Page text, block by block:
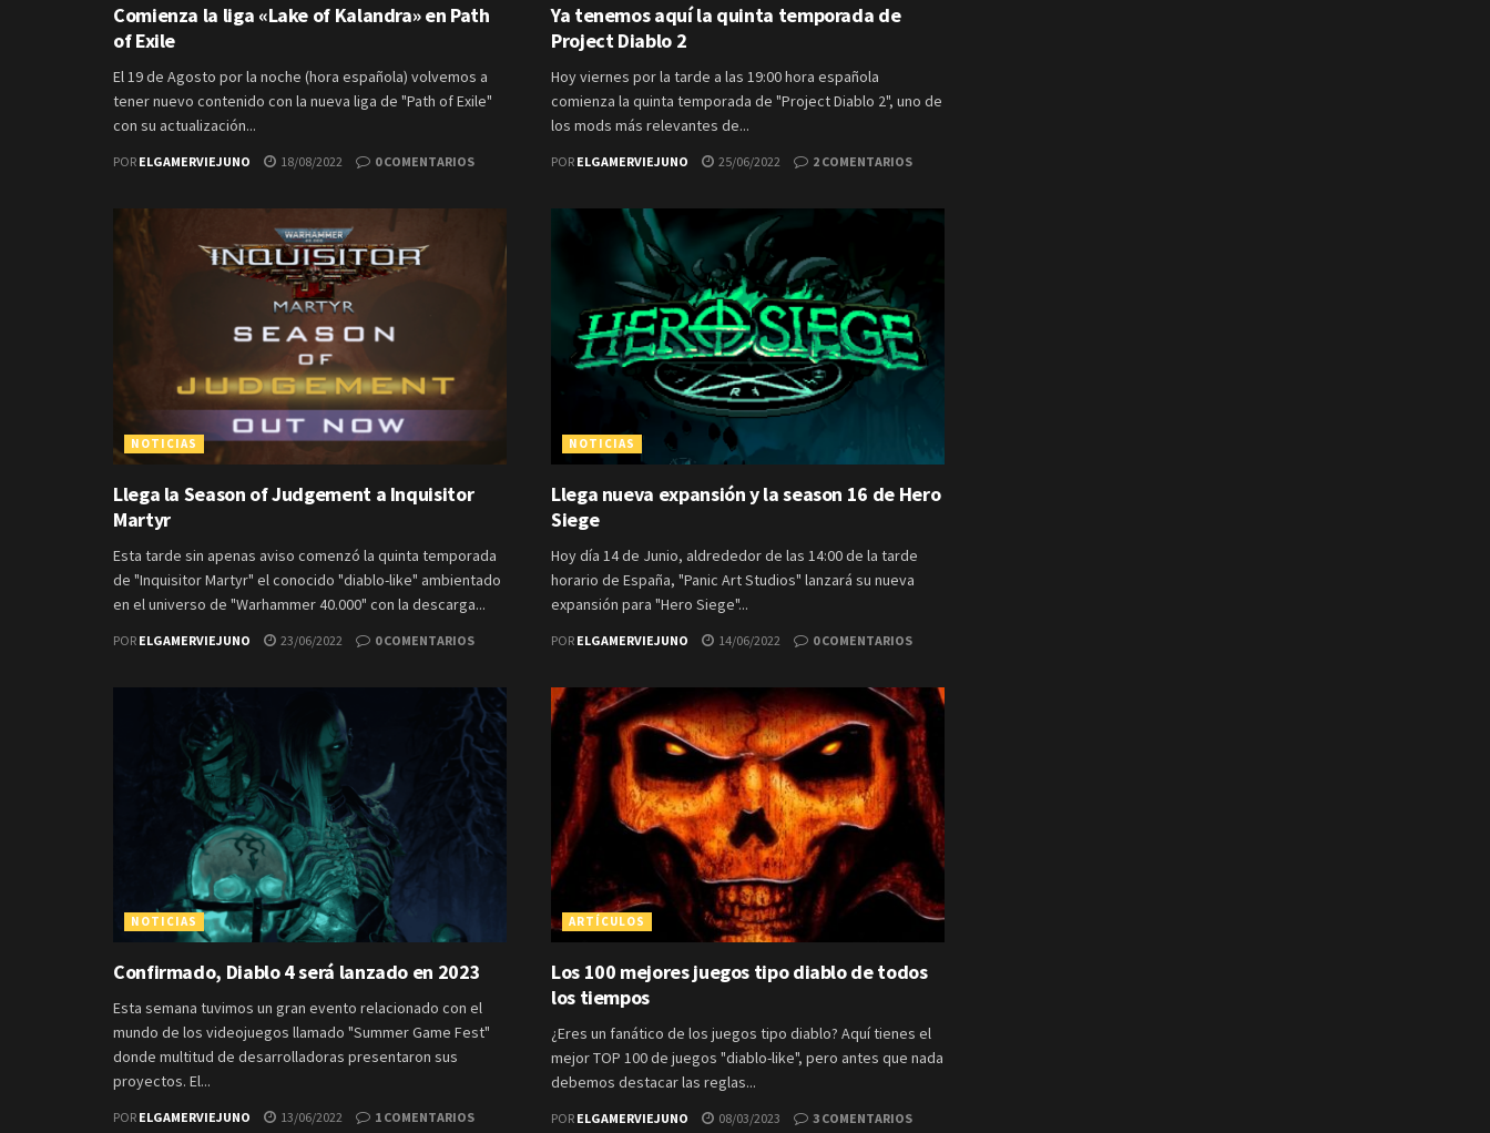
Comienza la liga «Lake of Kalandra» en Path
of Exile
El 19 de Agosto por la noche (hora española) volvemos a
tener nuevo contenido con la nueva liga de "Path of Exile"
con su actualización...
POR ELGAMERVIEJUNO 18/08/2022 0 COMENTARIOS
Ya tenemos aquí la quinta temporada de
Project Diablo 2
Hoy viernes por la tarde a las 19:00 hora española
comienza la quinta temporada de "Project Diablo 2", uno de
los mods más relevantes de...
POR ELGAMERVIEJUNO 25/06/2022 2 COMENTARIOS
NOTICIAS
Llega la Season of Judgement a Inquisitor
Martyr
Esta tarde sin apenas aviso comenzó la quinta temporada
de "Inquisitor Martyr" el conocido "diablo-like" ambientado
en el universo de "Warhammer 40.000" con la descarga...
POR ELGAMERVIEJUNO 23/06/2022 0 COMENTARIOS
NOTICIAS
Llega nueva expansión y la season 16 de Hero
Siege
Hoy día 14 de Junio, aldrededor de las 14:00 de la tarde
horario de España, "Panic Art Studios" lanzará su nueva
expansión para "Hero Siege"...
POR ELGAMERVIEJUNO 14/06/2022 0 COMENTARIOS
NOTICIAS
Confirmado, Diablo 4 será lanzado en 2023
Esta semana tuvimos un gran evento relacionado con el
mundo de los videojuegos llamado "Summer Game Fest"
donde multitud de desarrolladoras presentaron sus
proyectos. El...
POR ELGAMERVIEJUNO 13/06/2022 1 COMENTARIOS
ARTÍCULOS
Los 100 mejores juegos tipo diablo de todos
los tiempos
¿Eres un fanático de los juegos tipo diablo? Aquí tienes el
mejor TOP 100 de juegos "diablo-like", pero antes que nada
debemos destacar las reglas...
POR ELGAMERVIEJUNO 08/03/2023 3 COMENTARIOS